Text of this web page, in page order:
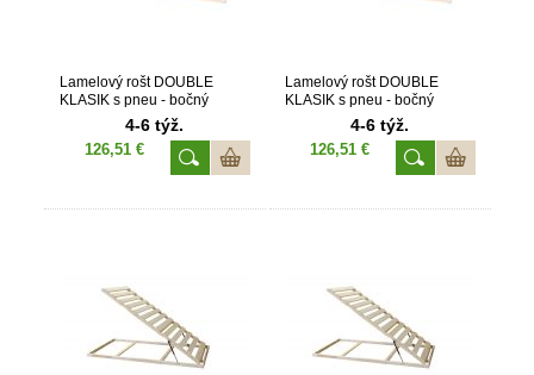
Lamelový rošt DOUBLE
KLASIK s pneu - bočný
výklop 90x2004-6 týž.
126,51 €
Lamelový rošt DOUBLE
KLASIK s pneu - bočný
výklop 80x2004-6 týž.
126,51 €